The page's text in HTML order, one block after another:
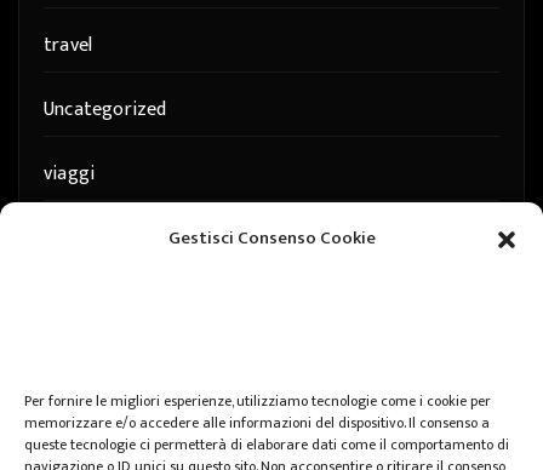
Gestisci Consenso Cookie
Per fornire le migliori esperienze, utilizziamo tecnologie come i cookie per
memorizzare e/o accedere alle informazioni del dispositivo. Il consenso a
queste tecnologie ci permetterà di elaborare dati come il comportamento di
travel
Uncategorized
viaggi